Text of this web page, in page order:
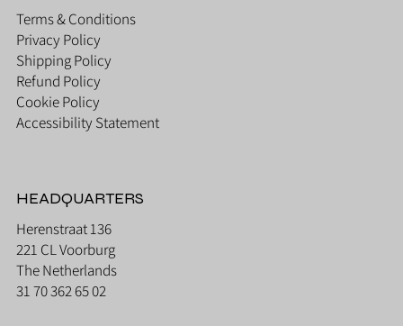
Terms & Conditions
Privacy Policy
Shipping Policy
Refund Policy
Cookie Policy
Accessibility Statement
HEADQUARTERS
Herenstraat 136
221 CL Voorburg
The Netherlands
31 70 362 65 02